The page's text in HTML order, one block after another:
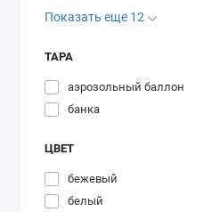
Показать еще 12
ТАРА
аэрозольный баллон
банка
ЦВЕТ
бежевый
белый